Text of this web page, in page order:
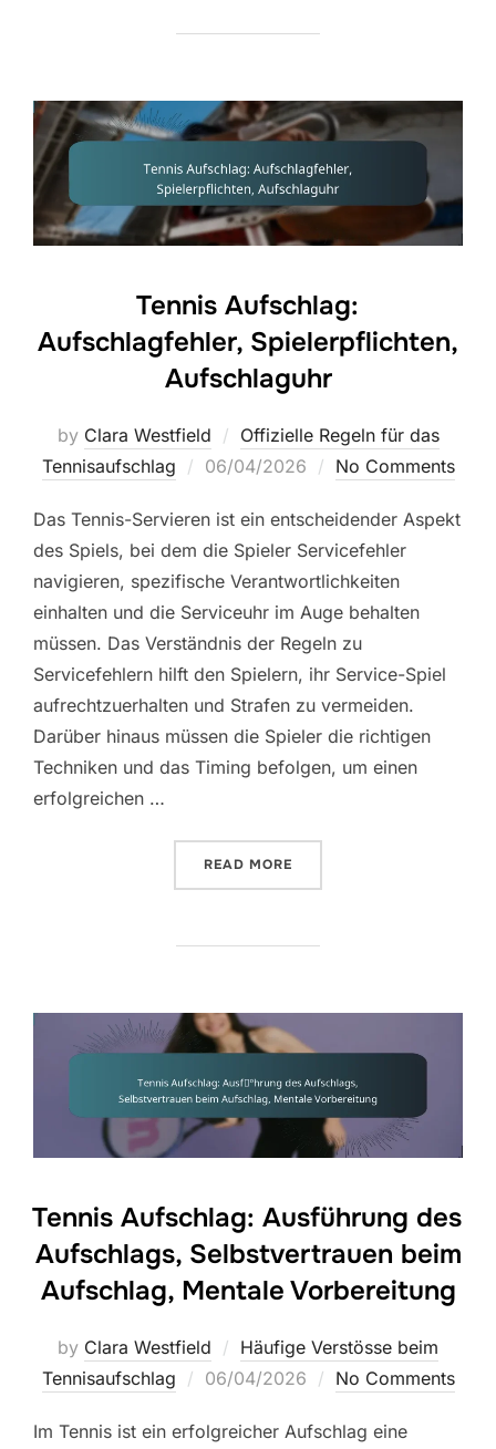
Tennis Aufschlag:
Aufschlagfehler, Spielerpflichten,
Aufschlaguhr
by Clara Westfield
Offizielle Regeln für das
Tennisaufschlag
Posted
06/04/2026 No Comments
Das Tennis-Servieren ist ein entscheidender Aspekt
des Spiels, bei dem die Spieler Servicefehler
navigieren, spezifische Verantwortlichkeiten
einhalten und die Serviceuhr im Auge behalten
müssen. Das Verständnis der Regeln zu
Servicefehlern hilft den Spielern, ihr Service-Spiel
aufrechtzuerhalten und Strafen zu vermeiden.
Darüber hinaus müssen die Spieler die richtigen
Techniken und das Timing befolgen, um einen
erfolgreichen …
READ MORE
Tennis Aufschlag: Ausführung des
Aufschlags, Selbstvertrauen beim
Aufschlag, Mentale Vorbereitung
by Clara Westfield
Häufige Verstösse beim
Tennisaufschlag
Posted
06/04/2026 No Comments
Im Tennis ist ein erfolgreicher Aufschlag eine